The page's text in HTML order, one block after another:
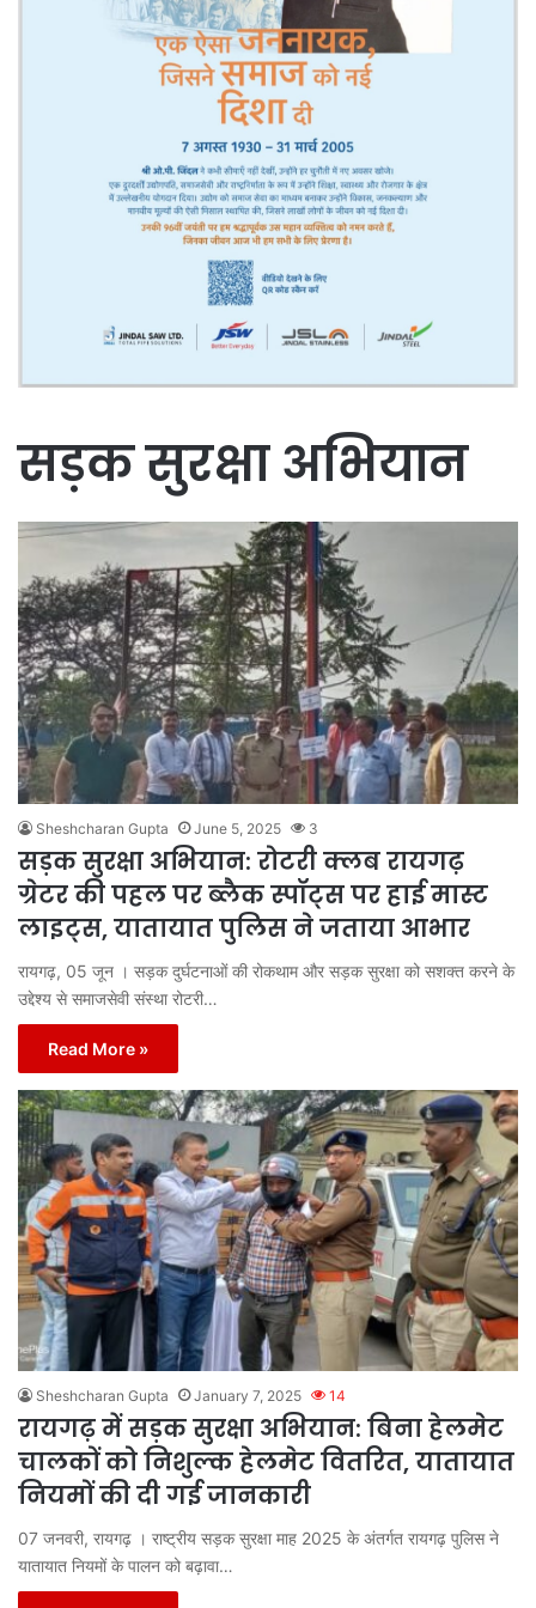
सड़क सुरक्षा अभियान
Sheshcharan Gupta June 5, 2025 3
सड़क सुरक्षा अभियान: रोटरी क्लब रायगढ़
ग्रेटर की पहल पर ब्लैक स्पॉट्स पर हाई मास्ट
लाइट्स, यातायात पुलिस ने जताया आभार
रायगढ़, 05 जून । सड़क दुर्घटनाओं की रोकथाम और सड़क सुरक्षा को सशक्त करने के
उद्देश्य से समाजसेवी संस्था रोटरी…
Read More »
Sheshcharan Gupta January 7, 2025 14
रायगढ़ में सड़क सुरक्षा अभियान: बिना हेलमेट
चालकों को निशुल्क हेलमेट वितरित, यातायात
नियमों की दी गई जानकारी
07 जनवरी, रायगढ़ । राष्ट्रीय सड़क सुरक्षा माह 2025 के अंतर्गत रायगढ़ पुलिस ने
यातायात नियमों के पालन को बढ़ावा…